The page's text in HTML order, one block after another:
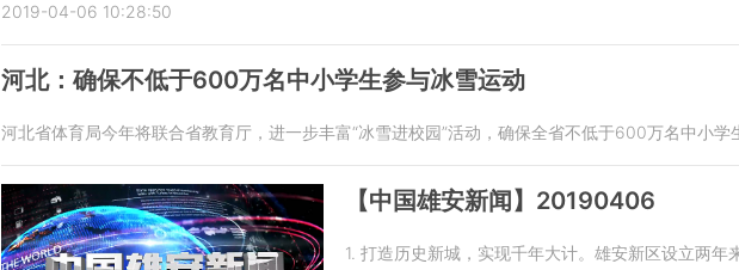
2019-04-06 10:28:50
河北：确保不低于600万名中小学生参与冰雪运动
河北省体育局今年将联合省教育厅，进一步丰富“冰雪进校园”活动，确保全省不低于600万名中小学
【中国雄安新闻】20190406
1. 打造历史新城，实现千年大计。雄安新区设立两